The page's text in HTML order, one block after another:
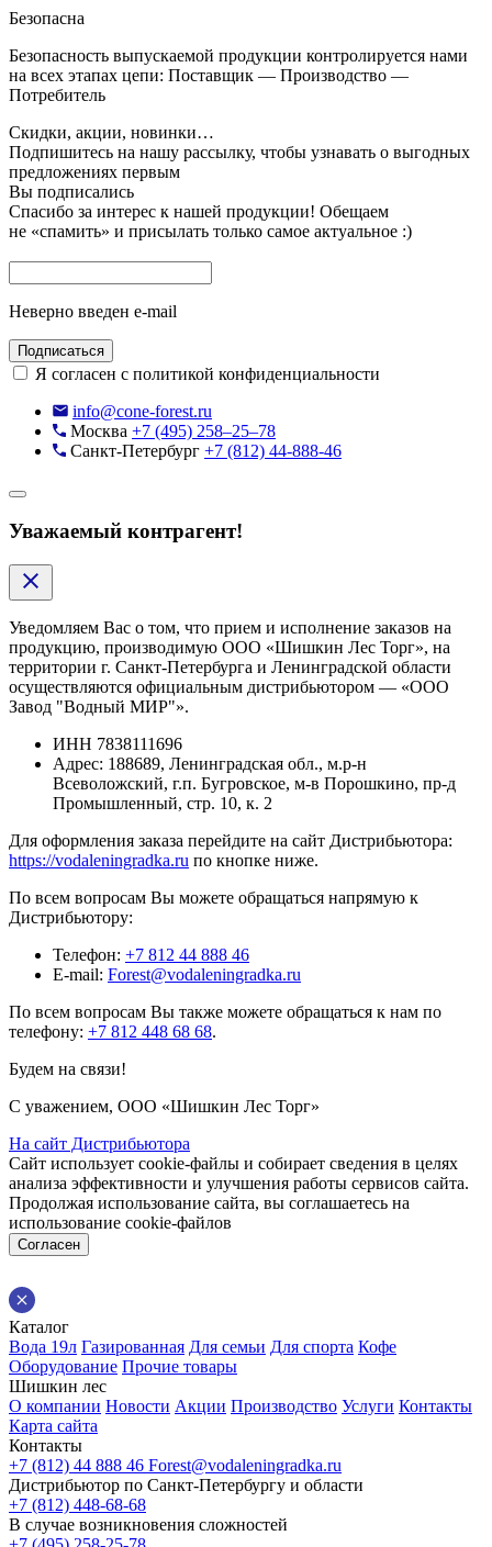
Безопасна
Безопасность выпускаемой продукции контролируется нами
на всех этапах цепи: Поставщик — Производство —
Потребитель
Скидки, акции, новинки…
Подпишитесь на нашу рассылку, чтобы узнавать о выгодных
предложениях первым
Вы подписались
Спасибо за интерес к нашей продукции! Обещаем
не «спамить» и присылать только самое актуальное :)
Неверно введен e-mail
Подписаться
Я согласен с политикой конфиденциальности
info@cone-forest.ru
Москва +7 (495) 258–25–78
Санкт-Петербург +7 (812) 44-888-46
Уважаемый контрагент!
Уведомляем Вас о том, что прием и исполнение заказов на
продукцию, производимую ООО «Шишкин Лес Торг», на
территории г. Санкт-Петербурга и Ленинградской области
осуществляются официальным дистрибьютором — «ООО
Завод "Водный МИР"».
ИНН 7838111696
Адрес: 188689, Ленинградская обл., м.р-н
Всеволожский, г.п. Бугровское, м-в Порошкино, пр-д
Промышленный, стр. 10, к. 2
Для оформления заказа перейдите на сайт Дистрибьютора:
https://vodaleningradka.ru по кнопке ниже.
По всем вопросам Вы можете обращаться напрямую к
Дистрибьютору:
Телефон: +7 812 44 888 46
E-mail: Forest@vodaleningradka.ru
По всем вопросам Вы также можете обращаться к нам по
телефону: +7 812 448 68 68.
Будем на связи!
С уважением, ООО «Шишкин Лес Торг»
На сайт Дистрибьютора
Сайт использует cookie-файлы и собирает сведения в целях
анализа эффективности и улучшения работы сервисов сайта.
Продолжая использование сайта, вы соглашаетесь на
использование cookie-файлов
Согласен
Каталог
Вода 19л Газированная Для семьи Для спорта Кофе
Оборудование Прочие товары
Шишкин лес
О компании Новости Акции Производство Услуги Контакты
Карта сайта
Контакты
+7 (812) 44 888 46 Forest@vodaleningradka.ru
Дистрибьютор по Санкт-Петербургу и области
+7 (812) 448-68-68
В случае возникновения сложностей